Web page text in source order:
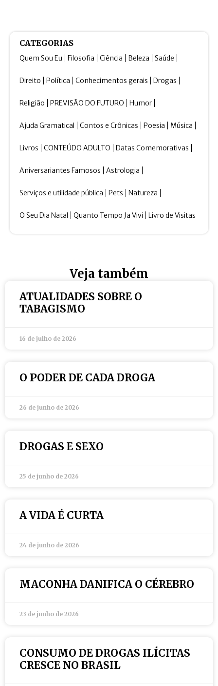
CATEGORIAS
Quem Sou Eu Filosofia Ciência Beleza Saúde
Direito Política Conhecimentos gerais Drogas
Religião PREVISÃO DO FUTURO Humor
Ajuda Gramatical Contos e Crônicas Poesia Música
Livros CONTEÚDO ADULTO Datas Comemorativas
Aniversariantes Famosos Astrologia
Serviços e utilidade pública Pets Natureza
O Seu Dia Natal Quanto Tempo Ja Vivi Livro de Visitas
Veja também
ATUALIDADES SOBRE O
TABAGISMO
16 de julho de 2026
O PODER DE CADA DROGA
26 de junho de 2026
DROGAS E SEXO
25 de junho de 2026
A VIDA É CURTA
24 de junho de 2026
MACONHA DANIFICA O CÉREBRO
23 de junho de 2026
CONSUMO DE DROGAS ILÍCITAS
CRESCE NO BRASIL